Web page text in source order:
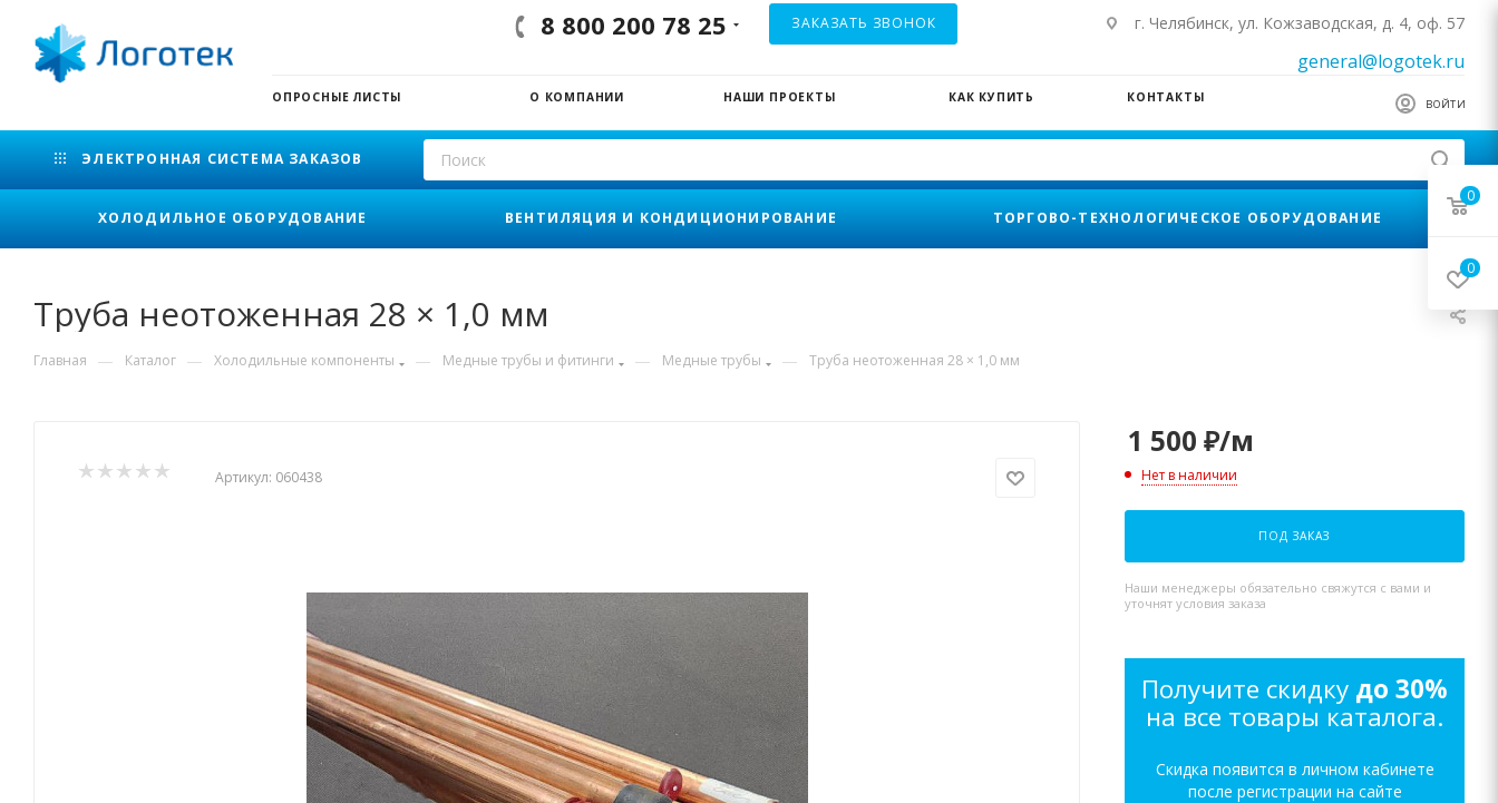
8 800 200 78 25 ЗАКАЗАТЬ ЗВОНОК г. Челябинск, ул. Кожзаводская, д. 4, оф. 57
general@logotek.ru
ВОЙТИ
ОПРОСНЫЕ ЛИСТЫ О КОМПАНИИ НАШИ ПРОЕКТЫ КАК КУПИТЬ КОНТАКТЫ
ЭЛЕКТРОННАЯ СИСТЕМА ЗАКАЗОВ
ХОЛОДИЛЬНОЕ ОБОРУДОВАНИЕ ВЕНТИЛЯЦИЯ И КОНДИЦИОНИРОВАНИЕ ТОРГОВО-ТЕХНОЛОГИЧЕСКОЕ ОБОРУДОВАНИЕ
Труба неотоженная 28 × 1,0 мм
Главная — Каталог — Холодильные компоненты — Медные трубы и фитинги — Медные трубы — Труба неотоженная 28 × 1,0 мм
Артикул: 060438
1 500 ₽/м
Нет в наличии
ПОД ЗАКАЗ
Наши менеджеры обязательно свяжутся с вами и
уточнят условия заказа
Получите скидку до 30%
на все товары каталога.
Скидка появится в личном кабинете
после регистрации на сайте
0
0